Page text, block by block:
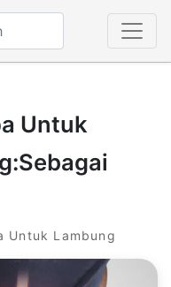
Untuk
Untuk Lambung